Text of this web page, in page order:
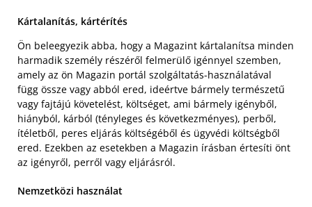
Kártalanítás, kártérítés
Ön beleegyezik abba, hogy a Magazint kártalanítsa minden
harmadik személy részéről felmerülő igénnyel szemben,
amely az ön Magazin portál szolgáltatás-használatával
függ össze vagy abból ered, ideértve bármely természetű
vagy fajtájú követelést, költséget, ami bármely igényből,
hiányból, kárból (tényleges és következményes), perből,
ítéletből, peres eljárás költségéből és ügyvédi költségből
ered. Ezekben az esetekben a Magazin írásban értesíti önt
az igényről, perről vagy eljárásról.
Nemzetközi használat